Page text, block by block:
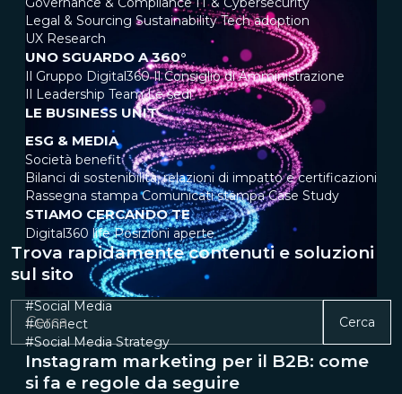
Legal & Sourcing Sustainability Tech adoption
UX Research
UNO SGUARDO A 360°
Il Gruppo Digital360 Il Consiglio di Amministrazione
Il Leadership Team Le sedi
LE BUSINESS UNIT
ESG & MEDIA
Società benefit
Bilanci di sostenibilità, relazioni di impatto e certificazioni
Rassegna stampa Comunicati stampa Case Study
STIAMO CERCANDO TE
Digital360 life Posizioni aperte
Trova rapidamente contenuti e soluzioni
sul sito
Cerca
#Social Media
#Connect
#Social Media Strategy
Instagram marketing per il B2B: come
si fa e regole da seguire